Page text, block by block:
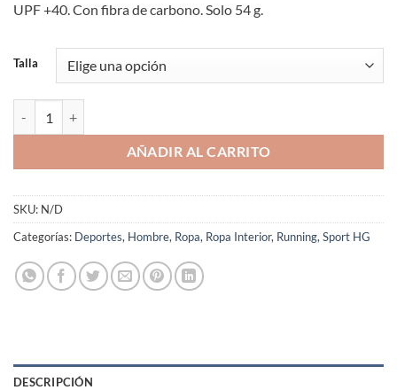
UPF +40. Con fibra de carbono. Solo 54 g.
Talla
AÑADIR AL CARRITO
SKU: N/D
Categorías: Deportes, Hombre, Ropa, Ropa Interior, Running, Sport HG
DESCRIPCIÓN